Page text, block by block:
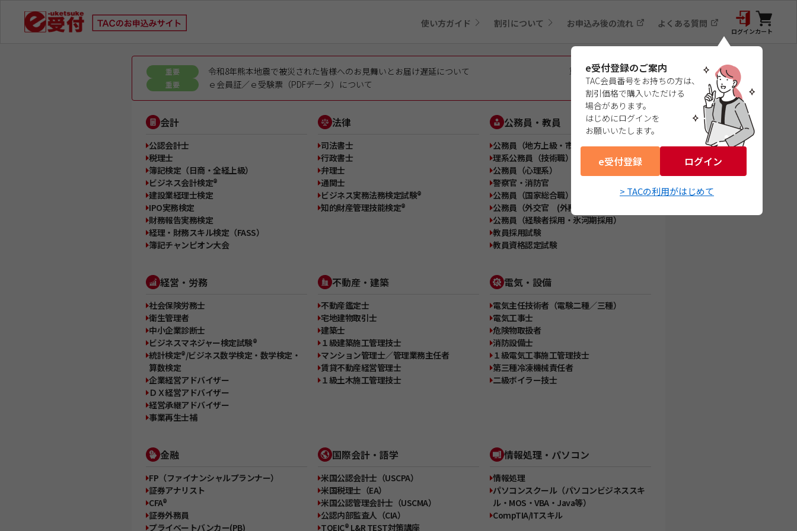
使い方ガイド 割引について お申込み後の流れ よくある質問
ログイン
e受付登録のご案内
TAC会員番号をお持ちの方は、
割引価格で購入いただける
場合があります。
はじめにログインを
お願いいたします。
e受付登録 ログイン
> TACの利用がはじめて
カート
重要 令和8年熊本地震で被災された皆様へのお見舞いとお届け遅延について
重要 ｅ会員証／ｅ受験票（PDFデータ）について
重要なお知らせ一覧
会計
公認会計士
税理士
簿記検定（日商・全経上級）
ビジネス会計検定®
建設業経理士検定
IPO実務検定
財務報告実務検定
経理・財務スキル検定（FASS）
簿記チャンピオン大会
法律
司法書士
行政書士
弁理士
通関士
ビジネス実務法務検定試験®
知的財産管理技能検定®
公務員・教員
公務員（地方上級・市役所・国家一般職）
理系公務員（技術職）
公務員（心理系）
警察官・消防官
公務員（国家総合職）
公務員（外交官 (外務省専門職)）
公務員（経験者採用・氷河期採用）
教員採用試験
教員資格認定試験
経営・労務
社会保険労務士
衛生管理者
中小企業診断士
ビジネスマネジャー検定試験®
統計検定®/ビジネス数学検定・数学検定・
算数検定
企業経営アドバイザー
ＤＸ経営アドバイザー
経営承継アドバイザー
事業再生士補
不動産・建築
不動産鑑定士
宅地建物取引士
建築士
１級建築施工管理技士
マンション管理士／管理業務主任者
賃貸不動産経営管理士
１級土木施工管理技士
電気・設備
電気主任技術者（電験二種／三種）
電気工事士
危険物取扱者
消防設備士
１級電気工事施工管理技士
第三種冷凍機械責任者
二級ボイラー技士
金融
FP（ファイナンシャルプランナー）
証券アナリスト
CFA®
証券外務員
プライベートバンカー(PB)
国際会計・語学
米国公認会計士（USCPA）
米国税理士（EA）
米国公認管理会計士（USCMA）
公認内部監査人（CIA）
TOEIC® L&R TEST対策講座
情報処理・パソコン
情報処理
パソコンスクール（パソコンビジネススキ
ル・MOS・VBA・Java等）
CompTIA/ITスキル